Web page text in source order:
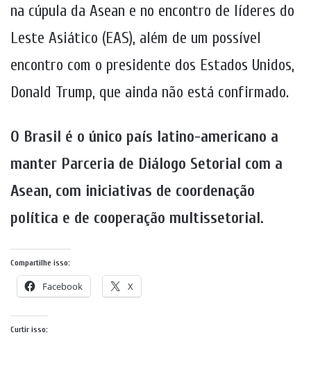
na cúpula da Asean e no encontro de líderes do
Leste Asiático (EAS), além de um possível
encontro com o presidente dos Estados Unidos,
Donald Trump, que ainda não está confirmado.
O Brasil é o único país latino-americano a
manter Parceria de Diálogo Setorial com a
Asean, com iniciativas de coordenação
política e de cooperação multissetorial.
Compartilhe isso:
Facebook X
Curtir isso: